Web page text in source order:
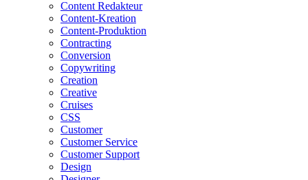
Content Redakteur
Content-Kreation
Content-Produktion
Contracting
Conversion
Copywriting
Creation
Creative
Cruises
CSS
Customer
Customer Service
Customer Support
Design